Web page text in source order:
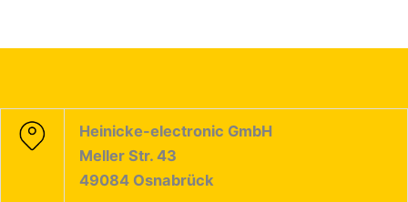
Heinicke-electronic GmbH
Meller Str. 43
49084 Osnabrück